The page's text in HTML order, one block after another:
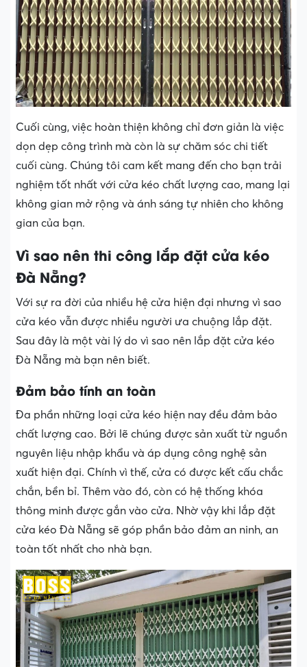
Cuối cùng, việc hoàn thiện không chỉ đơn giản là việc
dọn dẹp công trình mà còn là sự chăm sóc chi tiết
cuối cùng. Chúng tôi cam kết mang đến cho bạn trải
nghiệm tốt nhất với cửa kéo chất lượng cao, mang lại
không gian mở rộng và ánh sáng tự nhiên cho không
gian của bạn.
Vì sao nên thi công lắp đặt cửa kéo
Đà Nẵng?
Với sự ra đời của nhiều hệ cửa hiện đại nhưng vì sao
cửa kéo vẫn được nhiều người ưa chuộng lắp đặt.
Sau đây là một vài lý do vì sao nên lắp đặt cửa kéo
Đà Nẵng mà bạn nên biết.
Đảm bảo tính an toàn
Đa phần những loại cửa kéo hiện nay đều đảm bảo
chất lượng cao. Bởi lẽ chúng được sản xuất từ nguồn
nguyên liệu nhập khẩu và áp dụng công nghệ sản
xuất hiện đại. Chính vì thế, cửa có được kết cấu chắc
chắn, bền bỉ. Thêm vào đó, còn có hệ thống khóa
thông minh được gắn vào cửa. Nhờ vậy khi lắp đặt
cửa kéo Đà Nẵng sẽ góp phần bảo đảm an ninh, an
toàn tốt nhất cho nhà bạn.